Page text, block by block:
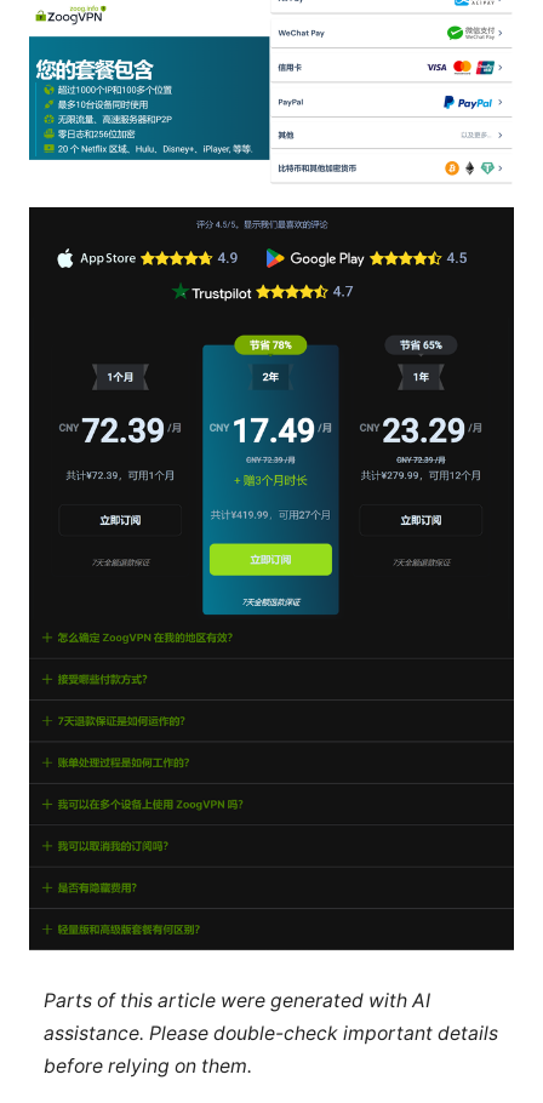
Parts of this article were generated with AI
assistance. Please double-check important details
before relying on them.